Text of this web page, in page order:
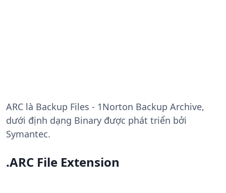
ARC là Backup Files - 1Norton Backup Archive,
dưới định dạng Binary được phát triển bởi
Symantec.
.ARC File Extension